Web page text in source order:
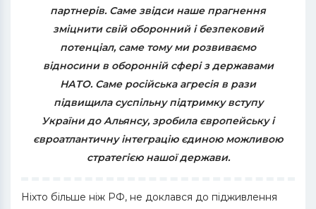
партнерів. Саме звідси наше прагнення
зміцнити свій оборонний і безпековий
потенціал, саме тому ми розвиваємо
відносини в оборонній сфері з державами
НАТО. Саме російська агресія в рази
підвищила суспільну підтримку вступу
України до Альянсу, зробила європейську і
євроатлантичну інтеграцію єдиною можливою
стратегією нашої держави.
Ніхто більше ніж РФ, не доклався до підживлення